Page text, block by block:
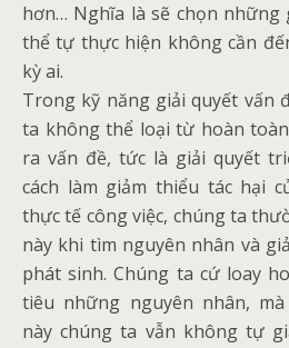
hơn… Nghĩa là sẽ chọn những
thể tự thực hiện không cần
kỳ ai.
Trong kỹ năng giải quyết vấn
ta không thể loại từ hoàn
ra vấn đề, tức là giải quyết
cách làm giảm thiểu tác hại
thực tế công việc, chúng ta
này khi tìm nguyên nhân và
phát sinh. Chúng ta cứ loay
tiêu những nguyên nhân,
này chúng ta vẫn không tự